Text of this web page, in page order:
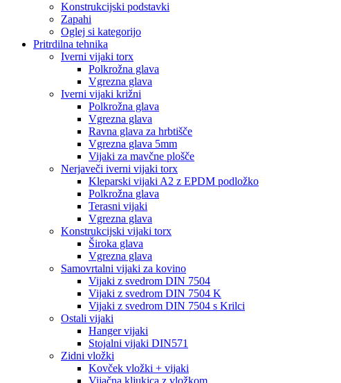
Konstrukcijski podstavki
Zapahi
Oglej si kategorijo
Pritrdilna tehnika
Iverni vijaki torx
Polkrožna glava
Vgrezna glava
Iverni vijaki križni
Polkrožna glava
Vgrezna glava
Ravna glava za hrbtišče
Vgrezna glava 5mm
Vijaki za mavčne plošče
Nerjaveči iverni vijaki torx
Kleparski vijaki A2 z EPDM podložko
Polkrožna glava
Terasni vijaki
Vgrezna glava
Konstrukcijski vijaki torx
Široka glava
Vgrezna glava
Samovrtalni vijaki za kovino
Vijaki z svedrom DIN 7504
Vijaki z svedrom DIN 7504 K
Vijaki z svedrom DIN 7504 s Krilci
Ostali vijaki
Hanger vijaki
Stojalni vijaki DIN571
Zidni vložki
Kovček vložki + vijaki
Vijačna kljukica z vložkom